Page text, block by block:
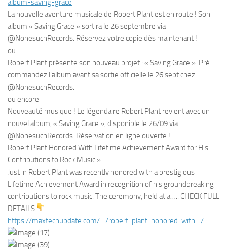
album-saving-grace
La nouvelle aventure musicale de Robert Plant est en route ! Son
album « Saving Grace » sortira le 26 septembre via
@NonesuchRecords. Réservez votre copie dès maintenant !
ou
Robert Plant présente son nouveau projet : « Saving Grace ». Pré-
commandez l’album avant sa sortie officielle le 26 sept chez
@NonesuchRecords.
ou encore
Nouveauté musique ! Le légendaire Robert Plant revient avec un
nouvel album, « Saving Grace », disponible le 26/09 via
@NonesuchRecords. Réservation en ligne ouverte !
Robert Plant Honored With Lifetime Achievement Award for His
Contributions to Rock Music »
Just in Robert Plant was recently honored with a prestigious
Lifetime Achievement Award in recognition of his groundbreaking
contributions to rock music. The ceremony, held at a….. CHECK FULL
DETAILS
https://maxtechupdate.com/…/robert-plant-honored-with…/